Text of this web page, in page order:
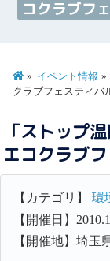
コクラブフ
イベント情報
クラブフェスティバ
「ストップ
エコクラブ
【カテゴリ】 環
【開催日】
【開催地】埼玉